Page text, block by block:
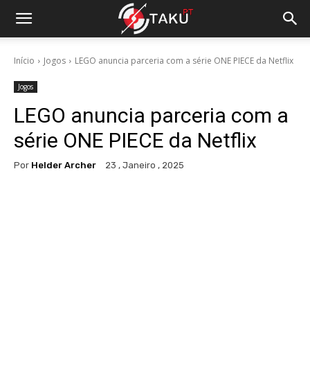
Início Jogos LEGO anuncia parceria com a série ONE PIECE da Netflix
Jogos
LEGO anuncia parceria com a
série ONE PIECE da Netflix
Por Helder Archer 23 , Janeiro , 2025